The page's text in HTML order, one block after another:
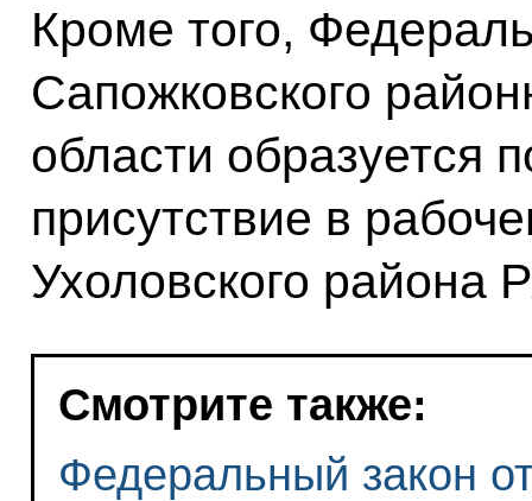
Кроме того,
Сапожковского
области образуется
присутствие в
Ухоловского района
Смотрите также:
Федеральный закон